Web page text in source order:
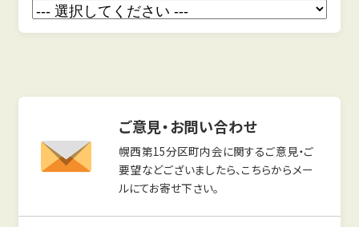
ご意見・お問い合わせ
幌西第15分区町内会に関するご意見・ご
要望などございましたら、こちらからメー
ルにてお寄せ下さい。